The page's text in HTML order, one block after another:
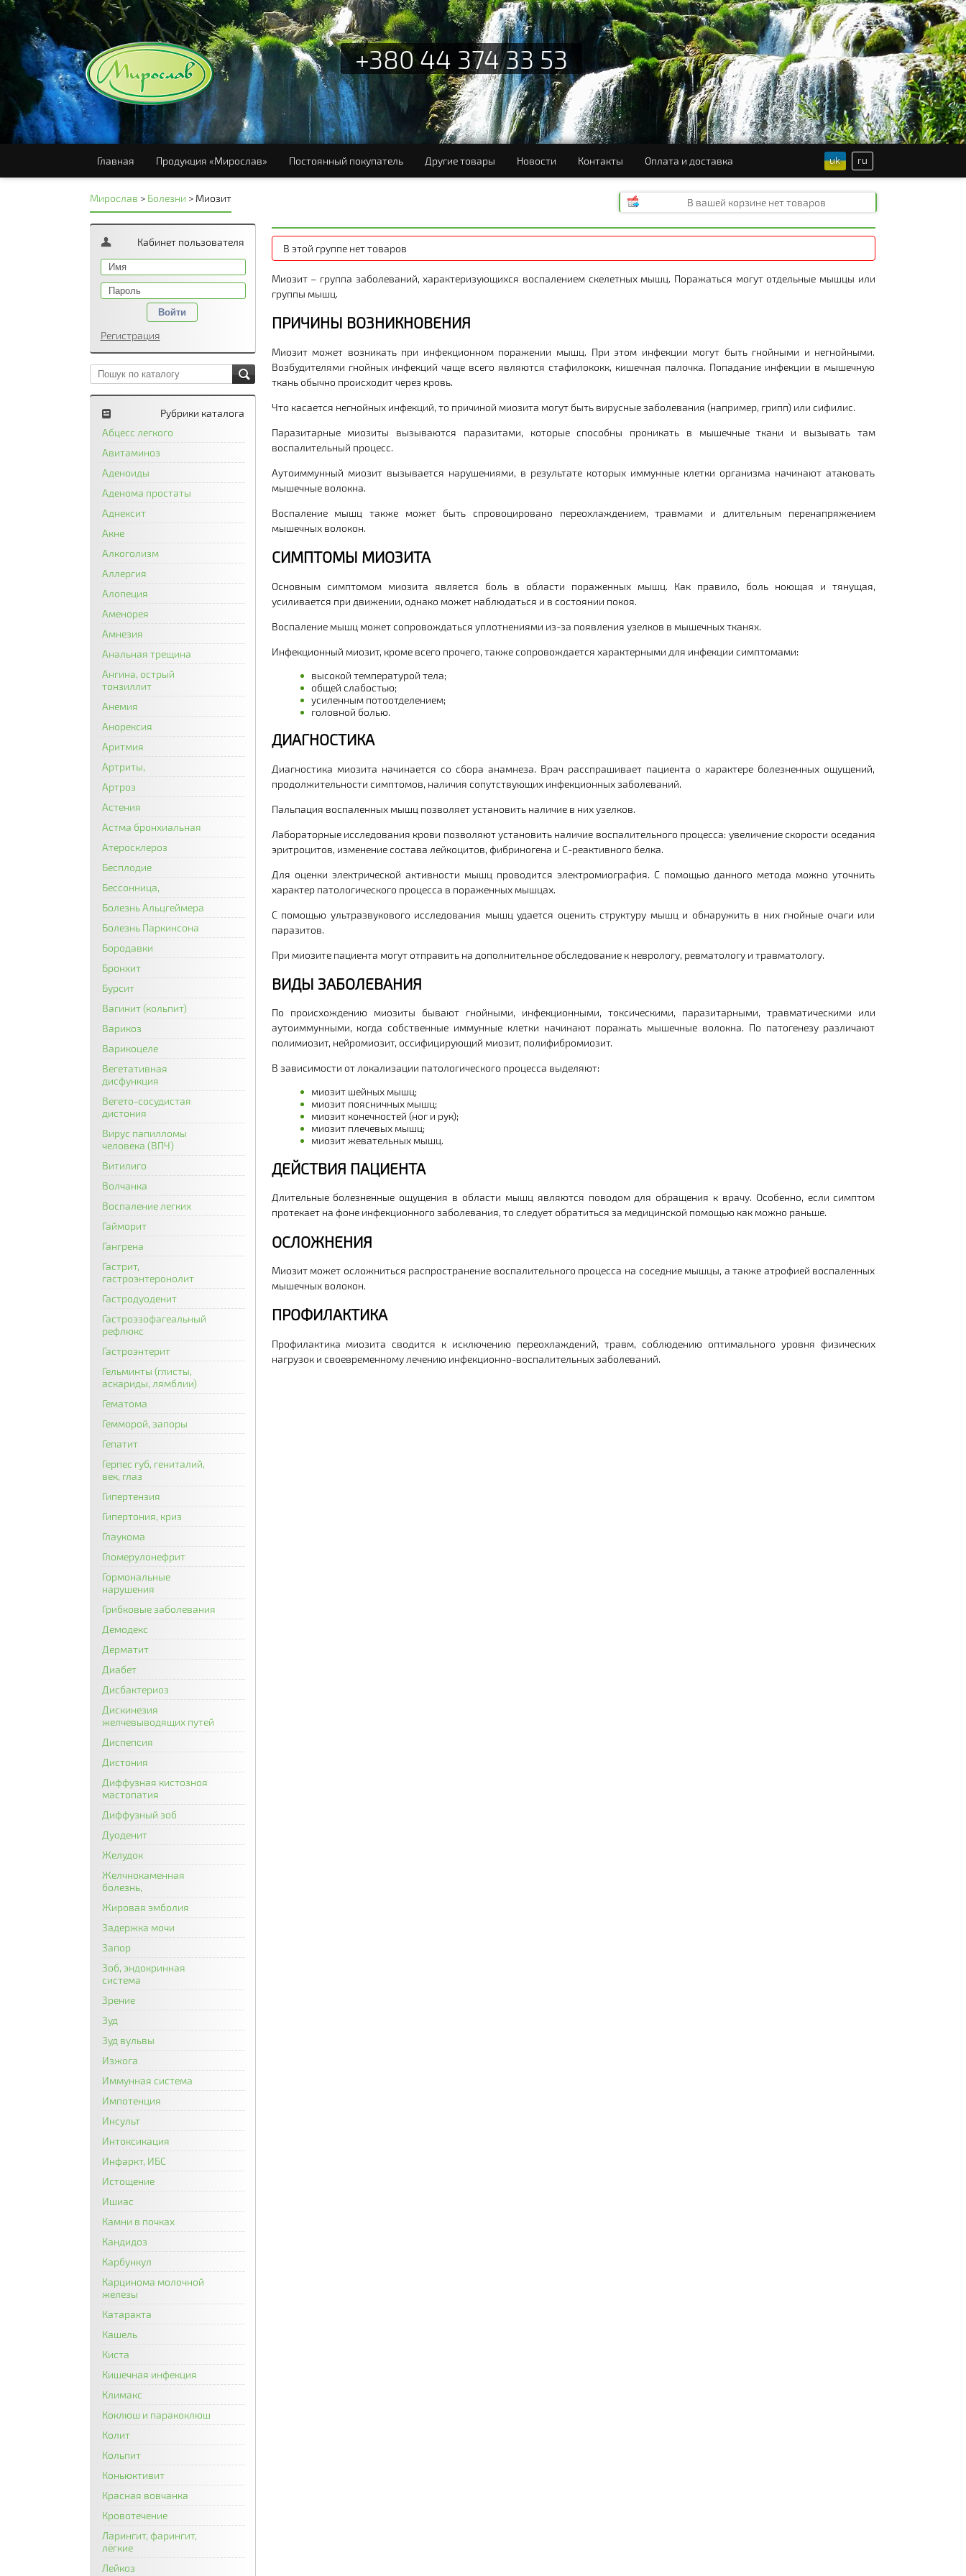
+380 44 374 33 53
Главная Продукция «Мирослав» Постоянный покупатель Другие товары Новости Контакты Оплата и доставка uk ru
В вашей корзине нет товаров
Мирослав > Болезни > Миозит
Кабинет пользователя
Войти
Регистрация
Рубрики каталога
Абцесс легкого
Авитаминоз
Аденоиды
Аденома простаты
Аднексит
Акне
Алкоголизм
Аллергия
Алопеция
Аменорея
Амнезия
Анальная трещина
Ангина, острый
тонзиллит
Анемия
Анорексия
Аритмия
Артриты,
Артроз
Астения
Астма бронхиальная
Атеросклероз
Бесплодие
Бессонница,
Болезнь Альцгеймера
Болезнь Паркинсона
Бородавки
Бронхит
Бурсит
Вагинит (кольпит)
Варикоз
Варикоцеле
Вегетативная
дисфункция
Вегето-сосудистая
дистония
Вирус папилломы
человека (ВПЧ)
Витилиго
Волчанка
Воспаление легких
Гайморит
Гангрена
Гастрит,
гастроэнтеронолит
Гастродуоденит
Гастроэзофагеальный
рефлюкс
Гастроэнтерит
Гельминты (глисты,
аскариды, лямблии)
Гематома
Гемморой, запоры
Гепатит
Герпес губ, гениталий,
век, глаз
Гипертензия
Гипертония, криз
Глаукома
Гломерулонефрит
Гормональные
нарушения
Грибковые заболевания
Демодекс
Дерматит
Диабет
Дисбактериоз
Дискинезия
желчевыводящих путей
Диспепсия
Дистония
Диффузная кистозноя
мастопатия
Диффузный зоб
Дуоденит
Желудок
Желчнокаменная
болезнь,
Жировая эмболия
Задержка мочи
Запор
Зоб, эндокринная
система
Зрение
Зуд
Зуд вульвы
Изжога
Иммунная система
Импотенция
Инсульт
Интоксикация
Инфаркт, ИБС
Истощение
Ишиас
Камни в почках
Кандидоз
Карбункул
Карцинома молочной
железы
Катаракта
Кашель
Киста
Кишечная инфекция
Климакс
Коклюш и паракоклюш
Колит
Кольпит
Коньюктивит
Красная вовчанка
Кровотечение
Ларингит, фарингит,
лёгкие
Лейкоз
В этой группе нет товаров
Миозит – группа заболеваний, характеризующихся воспалением скелетных мышц. Поражаться могут отдельные мышцы или
группы мышц.
ПРИЧИНЫ ВОЗНИКНОВЕНИЯ
Миозит может возникать при инфекционном поражении мышц. При этом инфекции могут быть гнойными и негнойными.
Возбудителями гнойных инфекций чаще всего являются стафилококк, кишечная палочка. Попадание инфекции в мышечную
ткань обычно происходит через кровь.
Что касается негнойных инфекций, то причиной миозита могут быть вирусные заболевания (например, грипп) или сифилис.
Паразитарные миозиты вызываются паразитами, которые способны проникать в мышечные ткани и вызывать там
воспалительный процесс.
Аутоиммунный миозит вызывается нарушениями, в результате которых иммунные клетки организма начинают атаковать
мышечные волокна.
Воспаление мышц также может быть спровоцировано переохлаждением, травмами и длительным перенапряжением
мышечных волокон.
СИМПТОМЫ МИОЗИТА
Основным симптомом миозита является боль в области пораженных мышц. Как правило, боль ноющая и тянущая,
усиливается при движении, однако может наблюдаться и в состоянии покоя.
Воспаление мышц может сопровождаться уплотнениями из-за появления узелков в мышечных тканях.
Инфекционный миозит, кроме всего прочего, также сопровождается характерными для инфекции симптомами:
высокой температурой тела;
общей слабостью;
усиленным потоотделением;
головной болью.
ДИАГНОСТИКА
Диагностика миозита начинается со сбора анамнеза. Врач расспрашивает пациента о характере болезненных ощущений,
продолжительности симптомов, наличия сопутствующих инфекционных заболеваний.
Пальпация воспаленных мышц позволяет установить наличие в них узелков.
Лабораторные исследования крови позволяют установить наличие воспалительного процесса: увеличение скорости оседания
эритроцитов, изменение состава лейкоцитов, фибриногена и С-реактивного белка.
Для оценки электрической активности мышц проводится электромиография. С помощью данного метода можно уточнить
характер патологического процесса в пораженных мышцах.
С помощью ультразвукового исследования мышц удается оценить структуру мышц и обнаружить в них гнойные очаги или
паразитов.
При миозите пациента могут отправить на дополнительное обследование к неврологу, ревматологу и травматологу.
ВИДЫ ЗАБОЛЕВАНИЯ
По происхождению миозиты бывают гнойными, инфекционными, токсическими, паразитарными, травматическими или
аутоиммунными, когда собственные иммунные клетки начинают поражать мышечные волокна. По патогенезу различают
полимиозит, нейромиозит, оссифицирующий миозит, полифибромиозит.
В зависимости от локализации патологического процесса выделяют:
миозит шейных мышц;
миозит поясничных мышц;
миозит конечностей (ног и рук);
миозит плечевых мышц;
миозит жевательных мышц.
ДЕЙСТВИЯ ПАЦИЕНТА
Длительные болезненные ощущения в области мышц являются поводом для обращения к врачу. Особенно, если симптом
протекает на фоне инфекционного заболевания, то следует обратиться за медицинской помощью как можно раньше.
ОСЛОЖНЕНИЯ
Миозит может осложниться распространение воспалительного процесса на соседние мышцы, а также атрофией воспаленных
мышечных волокон.
ПРОФИЛАКТИКА
Профилактика миозита сводится к исключению переохлаждений, травм, соблюдению оптимального уровня физических
нагрузок и своевременному лечению инфекционно-воспалительных заболеваний.